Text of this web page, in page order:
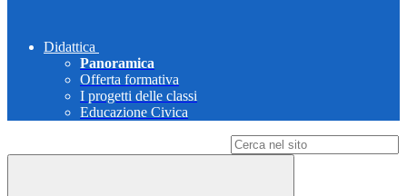
Didattica
Panoramica
Offerta formativa
I progetti delle classi
Educazione Civica